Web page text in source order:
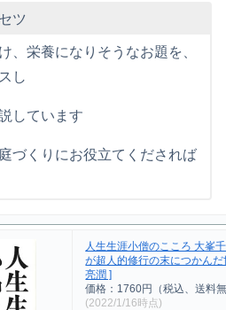
ツ
、栄養になりそうなお題を、
し
しています
づくりにお役立てくだされば
人生生涯小僧のこころ 大峯
が超人的修行の末につかんだ
亮潤 ]
価格：1760円（税込、送料
(2022/1/16時点)